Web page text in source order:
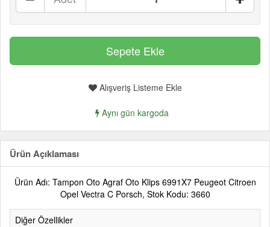
Alışveriş Listeme Ekle
Aynı gün kargoda
Ürün Açıklaması
Ürün Adı: Tampon Oto Agraf Oto Klips 6991X7 Peugeot Citroen
Opel Vectra C Porsch, Stok Kodu: 3660
Diğer Özellikler